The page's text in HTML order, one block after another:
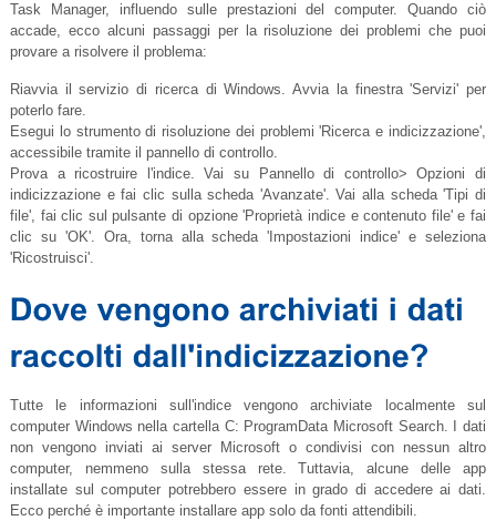
Task Manager, influendo sulle prestazioni del computer. Quando ciò
accade, ecco alcuni passaggi per la risoluzione dei problemi che puoi
provare a risolvere il problema:
Riavvia il servizio di ricerca di Windows. Avvia la finestra 'Servizi' per
poterlo fare.
Esegui lo strumento di risoluzione dei problemi 'Ricerca e indicizzazione',
accessibile tramite il pannello di controllo.
Prova a ricostruire l'indice. Vai su Pannello di controllo> Opzioni di
indicizzazione e fai clic sulla scheda 'Avanzate'. Vai alla scheda 'Tipi di
file', fai clic sul pulsante di opzione 'Proprietà indice e contenuto file' e fai
clic su 'OK'. Ora, torna alla scheda 'Impostazioni indice' e seleziona
'Ricostruisci'.
Tutte le informazioni sull'indice vengono archiviate localmente sul
computer Windows nella cartella C: ProgramData Microsoft Search. I dati
non vengono inviati ai server Microsoft o condivisi con nessun altro
computer, nemmeno sulla stessa rete. Tuttavia, alcune delle app
installate sul computer potrebbero essere in grado di accedere ai dati.
Ecco perché è importante installare app solo da fonti attendibili.